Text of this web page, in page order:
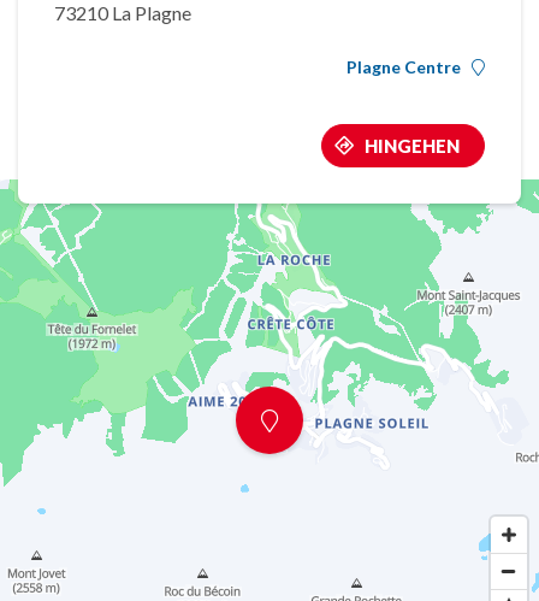
73210 La Plagne
Plagne Centre
HINGEHEN